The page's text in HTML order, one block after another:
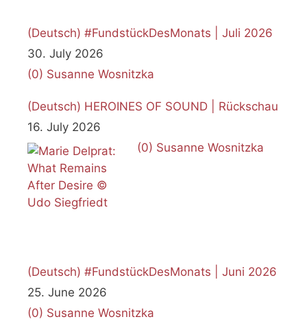
(Deutsch) #FundstückDesMonats | Juli 2026
30. July 2026
(0) Susanne Wosnitzka
(Deutsch) HEROINES OF SOUND | Rückschau
16. July 2026
(0) Susanne Wosnitzka
(Deutsch) #FundstückDesMonats | Juni 2026
25. June 2026
(0) Susanne Wosnitzka